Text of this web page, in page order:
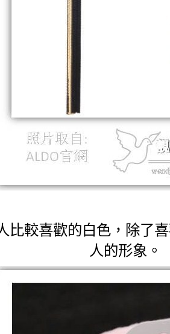
比較喜歡的白色，除了
人的形象。